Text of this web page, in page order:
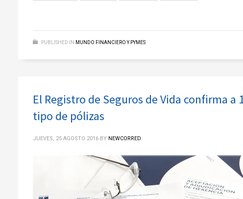
PUBLISHED IN MUNDO FINANCIERO Y PYMES
El Registro de Seguros de Vida confirma
tipo de pólizas
JUEVES, 25 AGOSTO 2016 BY NEWCORRED